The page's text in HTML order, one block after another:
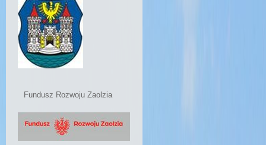
Fundusz Rozwoju Zaolzia